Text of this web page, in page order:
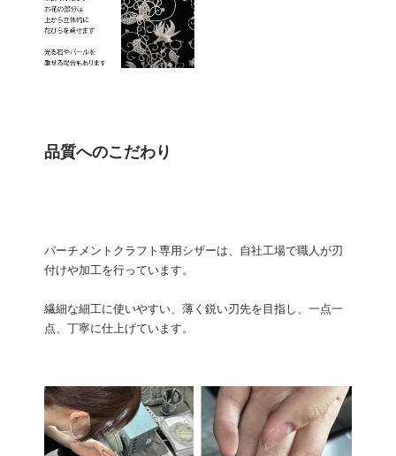
品質へのこだわり
パーチメントクラフト専用シザーは、自社工場で職人が刃
付けや加工を行っています。
繊細な細工に使いやすい、薄く鋭い刃先を目指し、一点一
点、丁寧に仕上げています。